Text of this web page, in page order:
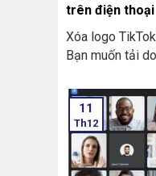
trên điện thoại
Xóa logo
Bạn muốn tải
muốn hiển thị
thêm tính
thức đẹp cho
một số cách
việc tải video
11
Th12